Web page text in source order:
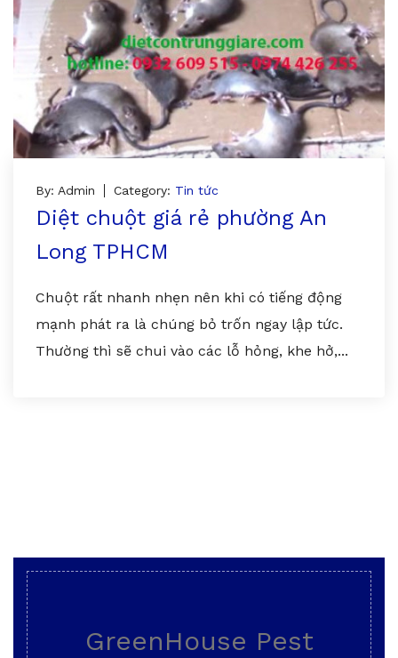
By: Admin Category: Tin tức
Diệt chuột giá rẻ phường An
Long TPHCM
Chuột rất nhanh nhẹn nên khi có tiếng động
mạnh phát ra là chúng bỏ trốn ngay lập tức.
Thường thì sẽ chui vào các lỗ hỏng, khe hở,...
GreenHouse Pest